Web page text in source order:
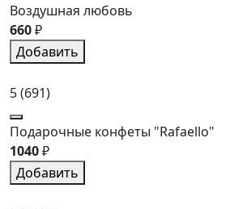
Воздушная любовь
660₽
Добавить
5(691)
Подарочные конфеты "Rafaello"
1040₽
Добавить